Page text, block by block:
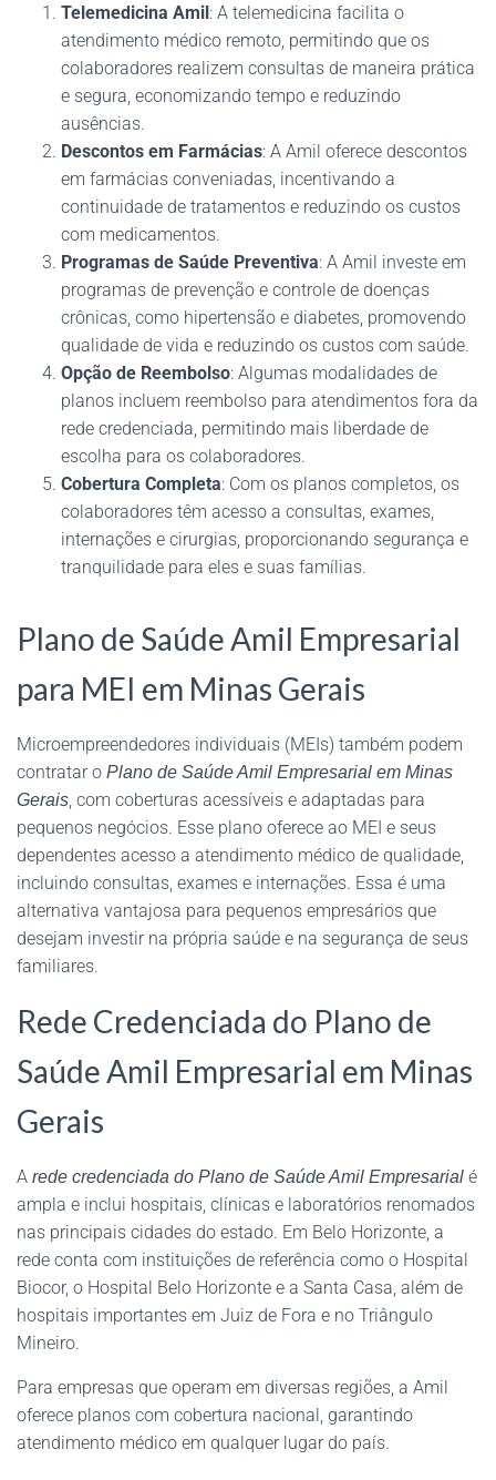
Telemedicina Amil: A telemedicina facilita o
atendimento médico remoto, permitindo que os
colaboradores realizem consultas de maneira prática
e segura, economizando tempo e reduzindo
ausências.
Descontos em Farmácias: A Amil oferece descontos
em farmácias conveniadas, incentivando a
continuidade de tratamentos e reduzindo os custos
com medicamentos.
Programas de Saúde Preventiva: A Amil investe em
programas de prevenção e controle de doenças
crônicas, como hipertensão e diabetes, promovendo
qualidade de vida e reduzindo os custos com saúde.
Opção de Reembolso: Algumas modalidades de
planos incluem reembolso para atendimentos fora da
rede credenciada, permitindo mais liberdade de
escolha para os colaboradores.
Cobertura Completa: Com os planos completos, os
colaboradores têm acesso a consultas, exames,
internações e cirurgias, proporcionando segurança e
tranquilidade para eles e suas famílias.
Plano de Saúde Amil Empresarial
para MEI em Minas Gerais
Microempreendedores individuais (MEIs) também podem
contratar o Plano de Saúde Amil Empresarial em Minas
Gerais , com coberturas acessíveis e adaptadas para
pequenos negócios. Esse plano oferece ao MEI e seus
dependentes acesso a atendimento médico de qualidade,
incluindo consultas, exames e internações. Essa é uma
alternativa vantajosa para pequenos empresários que
desejam investir na própria saúde e na segurança de seus
familiares.
Rede Credenciada do Plano de
Saúde Amil Empresarial em Minas
Gerais
A rede credenciada do Plano de Saúde Amil Empresarial é
ampla e inclui hospitais, clínicas e laboratórios renomados
nas principais cidades do estado. Em Belo Horizonte, a
rede conta com instituições de referência como o Hospital
Biocor, o Hospital Belo Horizonte e a Santa Casa, além de
hospitais importantes em Juiz de Fora e no Triângulo
Mineiro.
Para empresas que operam em diversas regiões, a Amil
oferece planos com cobertura nacional, garantindo
atendimento médico em qualquer lugar do país.